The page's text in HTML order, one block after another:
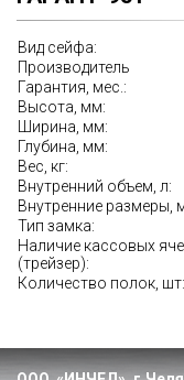
Вид сейфа:
Производитель
Гарантия, мес.:
Высота, мм:
Ширина, мм:
Глубина, мм:
Вес, кг:
Внутренний объем, л:
Внутренние размеры,
Тип замка:
Наличие кассовых
(трейзер):
Количество полок, шт: